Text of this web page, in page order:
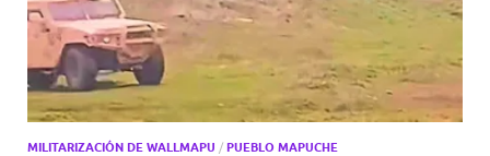
MILITARIZACIÓN DE WALLMAPU / PUEBLO MAPUCHE